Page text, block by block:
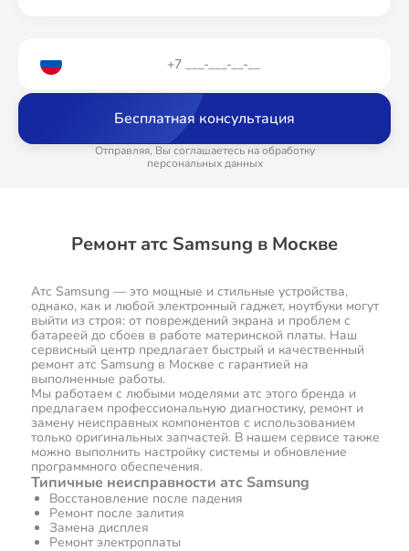
Бесплатная консультация
Отправляя, Вы соглашаетесь на обработку
персональных данных
Ремонт атс Samsung в Москве
Атс Samsung — это мощные и стильные устройства,
однако, как и любой электронный гаджет, ноутбуки могут
выйти из строя: от повреждений экрана и проблем с
батареей до сбоев в работе материнской платы. Наш
сервисный центр предлагает быстрый и качественный
ремонт атс Samsung в Москве с гарантией на
выполненные работы.
Мы работаем с любыми моделями атс этого бренда и
предлагаем профессиональную диагностику, ремонт и
замену неисправных компонентов с использованием
только оригинальных запчастей. В нашем сервисе также
можно выполнить настройку системы и обновление
программного обеспечения.
Типичные неисправности атс Samsung
Восстановление после падения
Ремонт после залития
Замена дисплея
Ремонт электроплаты